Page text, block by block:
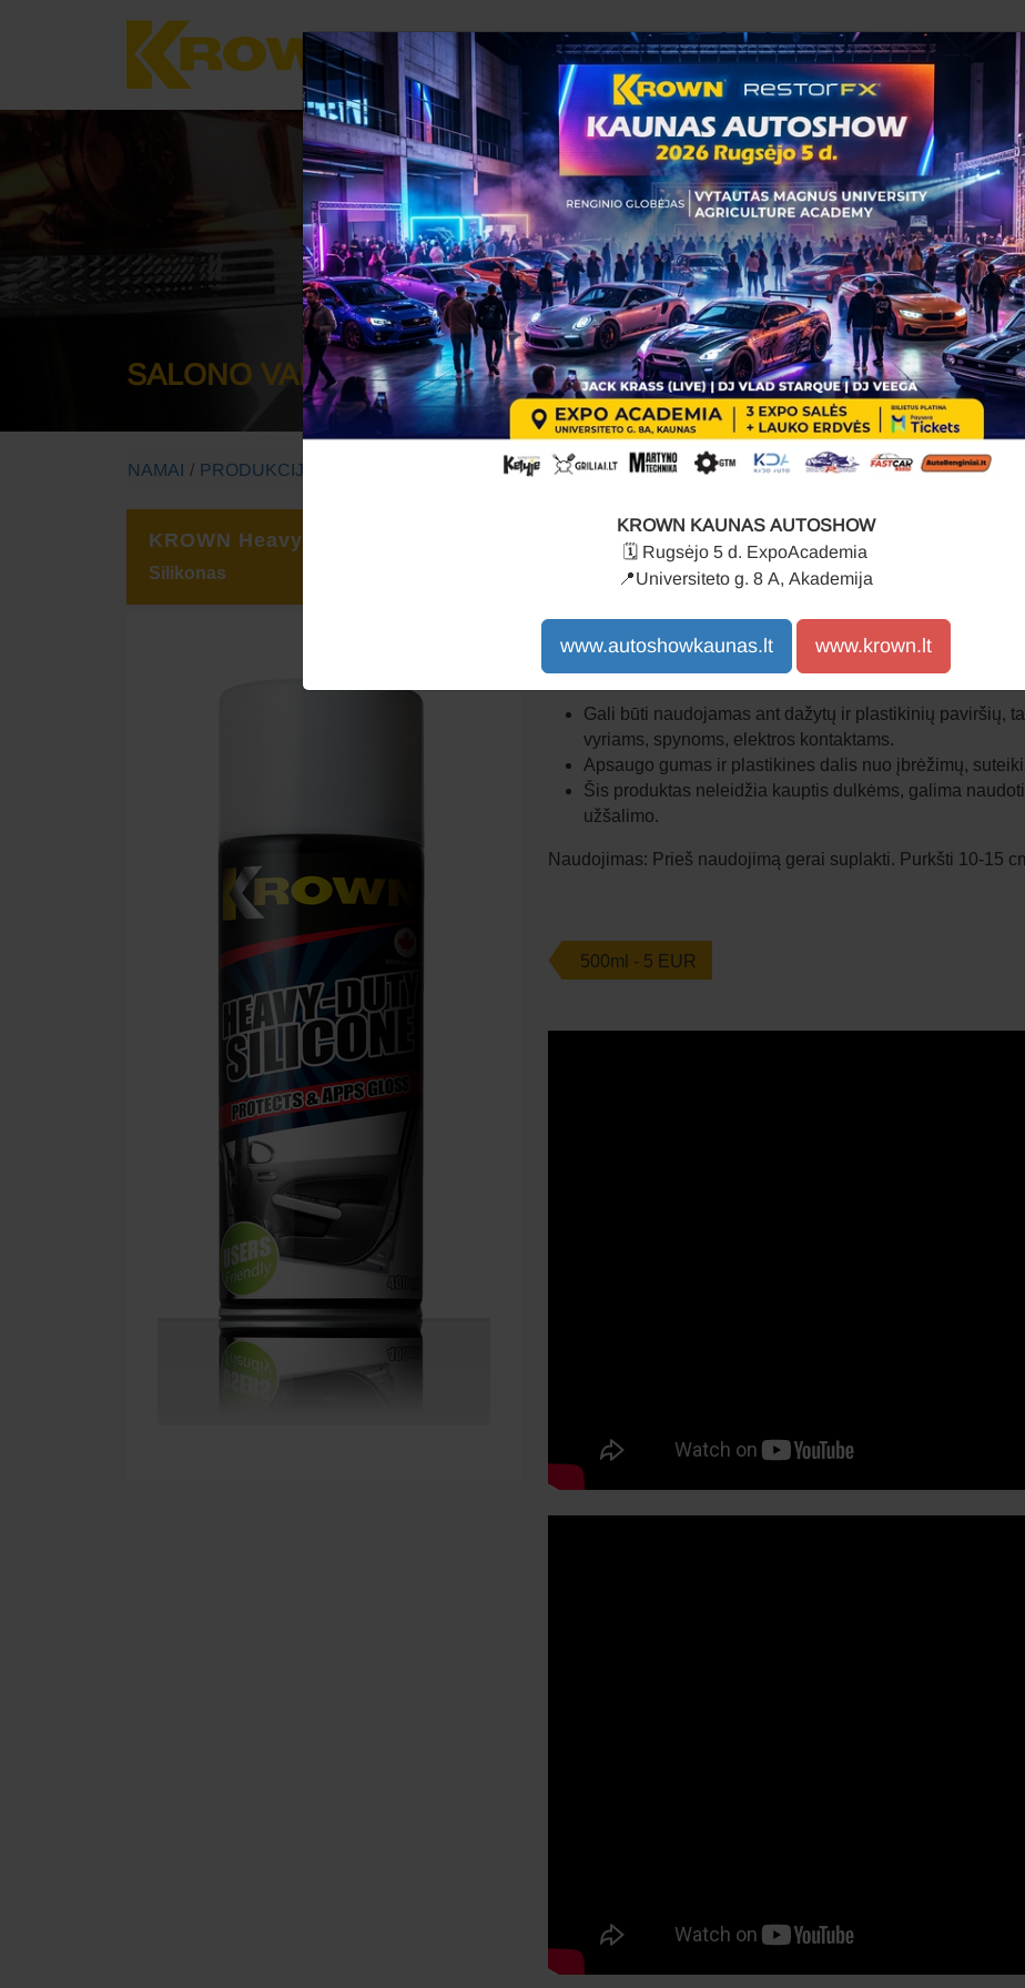
KROWNAS PASLAUGOS PRODUKCIJA NAUJIENOS
SALONO VALYMAS
NAMAI PRODUKCIJA KROWN HEAVY-DUTY SILICONE
KROWN Heavy-Duty Silicone
Silikonas
Nuo šiol Krown produkciją galite įsigyti internetinėjė
Gali būti naudojamas ant dažytų ir plastikinių paviršių,
vyriams, spynoms, elektros kontaktams.
Apsaugo gumas ir plastikines dalis nuo įbrėžimų,
Šis produktas neleidžia kauptis dulkėms, galima
užšalimo.
Naudojimas: Prieš naudojimą gerai suplakti. Purkšti 10-15
500ml - 5 EUR
KROWN KAUNAS AUTOSHOW
🗓️ Rugsėjo 5 d. ExpoAcademia
📍Universiteto g. 8 A, Akademija
www.autoshowkaunas.lt www.krown.lt